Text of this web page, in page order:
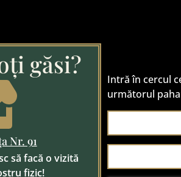
găsi?
Nr. 91
să facă o vizită
fizic!
Intră în cercul
următorul